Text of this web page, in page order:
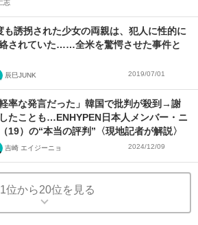
志
も誘拐された少女の両親は、犯人に性的に
されていた……全米を驚愕させた事件と
辰巳JUNK 2019/07/01
軽率な発言だった」韓国で批判が殺到→謝
たことも…ENHYPEN日本人メンバー・ニ
19）の“本当の評判”〈現地記者が解説〉
吉崎 エイジーニョ 2024/12/09
位から20位を見る